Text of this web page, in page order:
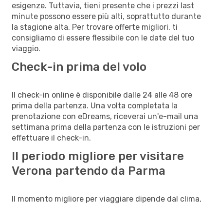
esigenze. Tuttavia, tieni presente che i prezzi last
minute possono essere più alti, soprattutto durante
la stagione alta. Per trovare offerte migliori, ti
consigliamo di essere flessibile con le date del tuo
viaggio.
Check-in prima del volo
Il check-in online è disponibile dalle 24 alle 48 ore
prima della partenza. Una volta completata la
prenotazione con eDreams, riceverai un'e-mail una
settimana prima della partenza con le istruzioni per
effettuare il check-in.
Il periodo migliore per visitare
Verona partendo da Parma
Il momento migliore per viaggiare dipende dal clima,